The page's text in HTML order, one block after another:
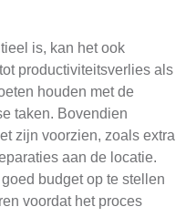
is, kan het ook
productiviteitsverlies als
houden met de
taken. Bovendien
zijn voorzien, zoals extra
aan de locatie.
budget op te stellen
voordat het proces